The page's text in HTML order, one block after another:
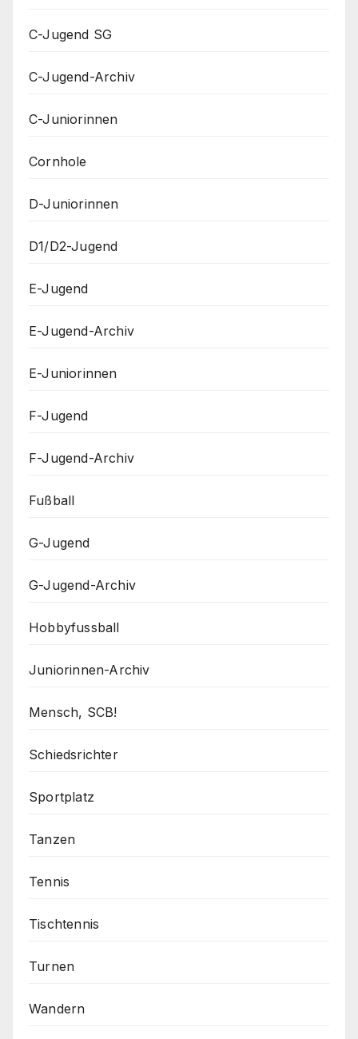
C-Jugend SG
C-Jugend-Archiv
C-Juniorinnen
Cornhole
D-Juniorinnen
D1/D2-Jugend
E-Jugend
E-Jugend-Archiv
E-Juniorinnen
F-Jugend
F-Jugend-Archiv
Fußball
G-Jugend
G-Jugend-Archiv
Hobbyfussball
Juniorinnen-Archiv
Mensch, SCB!
Schiedsrichter
Sportplatz
Tanzen
Tennis
Tischtennis
Turnen
Wandern